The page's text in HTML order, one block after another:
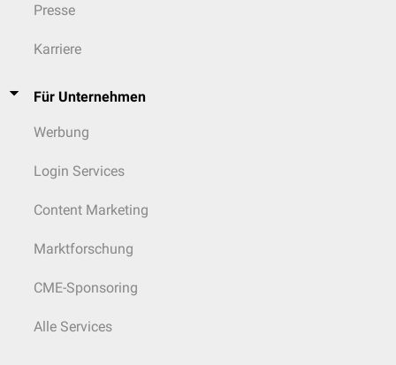
Presse
Karriere
Für Unternehmen
Werbung
Login Services
Content Marketing
Marktforschung
CME-Sponsoring
Alle Services